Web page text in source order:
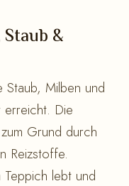
&
Staub, Milben und
erreicht. Die
Grund durch
Reizstoffe.
lebt und